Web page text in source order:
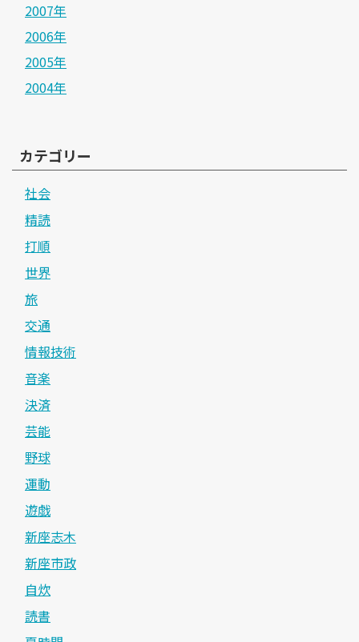
2007年
2006年
2005年
2004年
カテゴリー
社会
精読
打順
世界
旅
交通
情報技術
音楽
決済
芸能
野球
運動
遊戯
新座志木
新座市政
自炊
読書